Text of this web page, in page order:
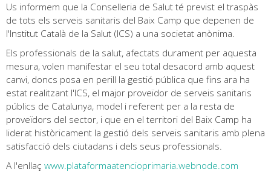
Us informem que la Conselleria de Salut té previst el traspàs
de tots els serveis sanitaris del Baix Camp que depenen de
l'Institut Català de la Salut (ICS) a una societat anònima.
Els professionals de la salut, afectats durament per aquesta
mesura, volen manifestar el seu total desacord amb aquest
canvi, doncs posa en perill la gestió pública que fins ara ha
estat realitzant l'ICS, el major proveïdor de serveis sanitaris
públics de Catalunya, model i referent per a la resta de
proveïdors del sector, i que en el territori del Baix Camp ha
liderat històricament la gestió dels serveis sanitaris amb plena
satisfacció dels ciutadans i dels seus professionals.
A l'enllaç www.plataformaatencioprimaria.webnode.com